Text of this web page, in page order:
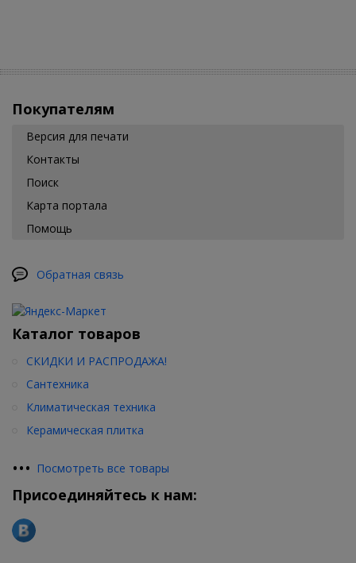
Покупателям
Версия для печати
Контакты
Поиск
Карта портала
Помощь
Обратная связь
Каталог товаров
СКИДКИ И РАСПРОДАЖА!
Сантехника
Климатическая техника
Керамическая плитка
••• Посмотреть все товары
Присоединяйтесь к нам: